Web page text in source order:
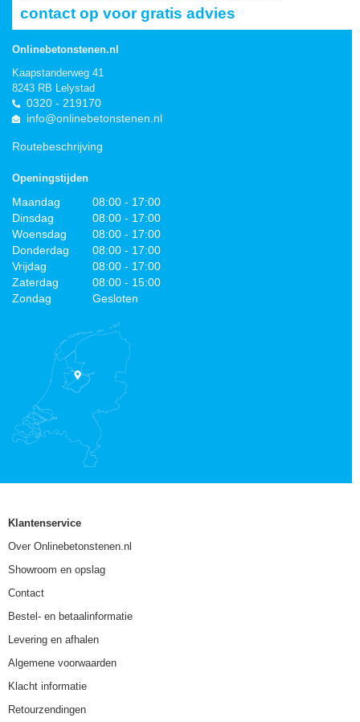
contact op voor gratis advies
Onlinebetonstenen.nl
Kaapstanderweg 41
8243 RB Lelystad
0320 - 219170
info@onlinebetonstenen.nl
Routebeschrijving
Openingstijden
Maandag
08:00 - 17:00
Dinsdag
08:00 - 17:00
Woensdag
08:00 - 17:00
Donderdag
08:00 - 17:00
Vrijdag
08:00 - 17:00
Zaterdag
08:00 - 15:00
Zondag
Gesloten
Klantenservice
Over Onlinebetonstenen.nl
Showroom en opslag
Contact
Bestel- en betaalinformatie
Levering en afhalen
Algemene voorwaarden
Klacht informatie
Retourzendingen